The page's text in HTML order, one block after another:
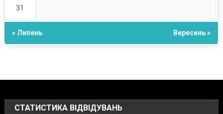
31
« Липень Вересень »
СТАТИСТИКА ВІДВІДУВАНЬ